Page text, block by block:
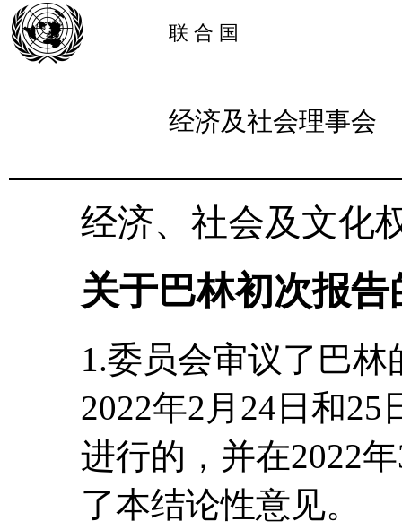
联 合 国
经济及社会理事会
经济、社会及文化
关于巴林初次报
1.委员会审议了巴
2022年2月24日和25
进行的，并在2022
了本结论性意见。